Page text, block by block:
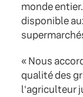
monde
disponible
« Nous
qualité des
l'agriculteur